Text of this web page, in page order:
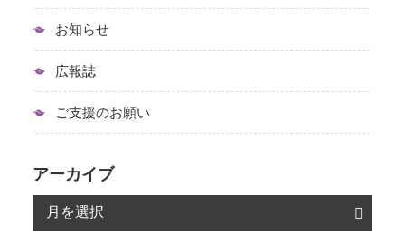
お知らせ
広報誌
ご支援のお願い
アーカイブ